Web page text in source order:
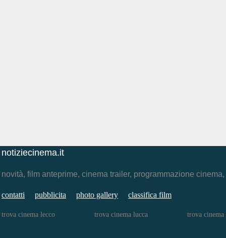
notiziecinema.it
novità, film anteprime, cinema trailer, programmazione
contatti pubblicita photo gallery classifica film
trova cinema lecco trova cinema lucca trova cinema